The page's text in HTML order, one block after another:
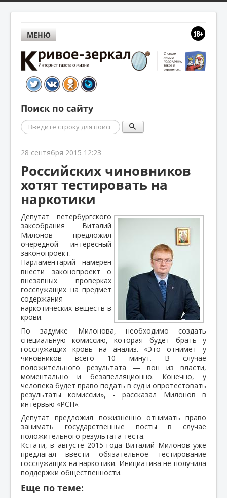
МЕНЮ
Поиск по сайту
Поиск
28 сентября 2015 12:23
Российских чиновников
хотят тестировать на
наркотики
Депутат петербургского
заксобрания Виталий
Милонов предложил
очередной интересный
законопроект.
Парламентарий намерен
внести законопроект о
внезапных проверках
госслужащих на предмет
содержания
наркотических веществ в
крови.
По задумке Милонова, необходимо создать
специальную комиссию, которая будет брать у
госслужащих кровь на анализ. «Это отнимет у
чиновников всего 10 минут. В случае
положительного результата — вон из власти,
моментально и безапелляционно. Конечно, у
человека будет право подать в суд и опротестовать
результаты комиссии», - рассказал Милонов в
интервью «РСН».
Депутат предложил пожизненно отнимать право
занимать государственные посты в случае
положительного результата теста.
Кстати, в августе 2015 года Виталий Милонов уже
предлагал ввести обязательное тестирование
госслужащих на наркотики. Инициатива не получила
поддержки общественности.
Еще по теме: